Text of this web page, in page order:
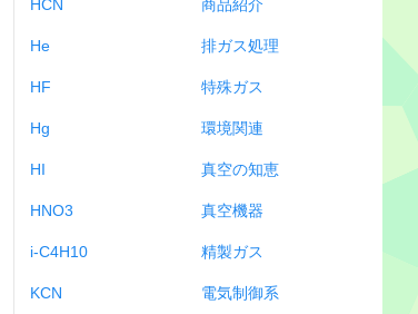
He
HF
Hg
HI
HNO3
i-C4H10
KCN
排ガス処理
特殊ガス
環境関連
真空の知恵
真空機器
精製ガス
電気制御系